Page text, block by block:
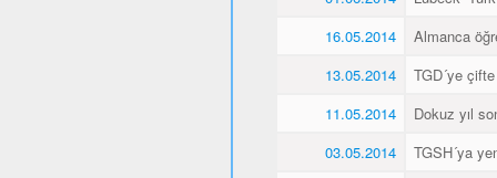
16.05.2014
Almanca
13.05.2014
TGD´ye
11.05.2014
Dokuz yıl
03.05.2014
TGSH´ya